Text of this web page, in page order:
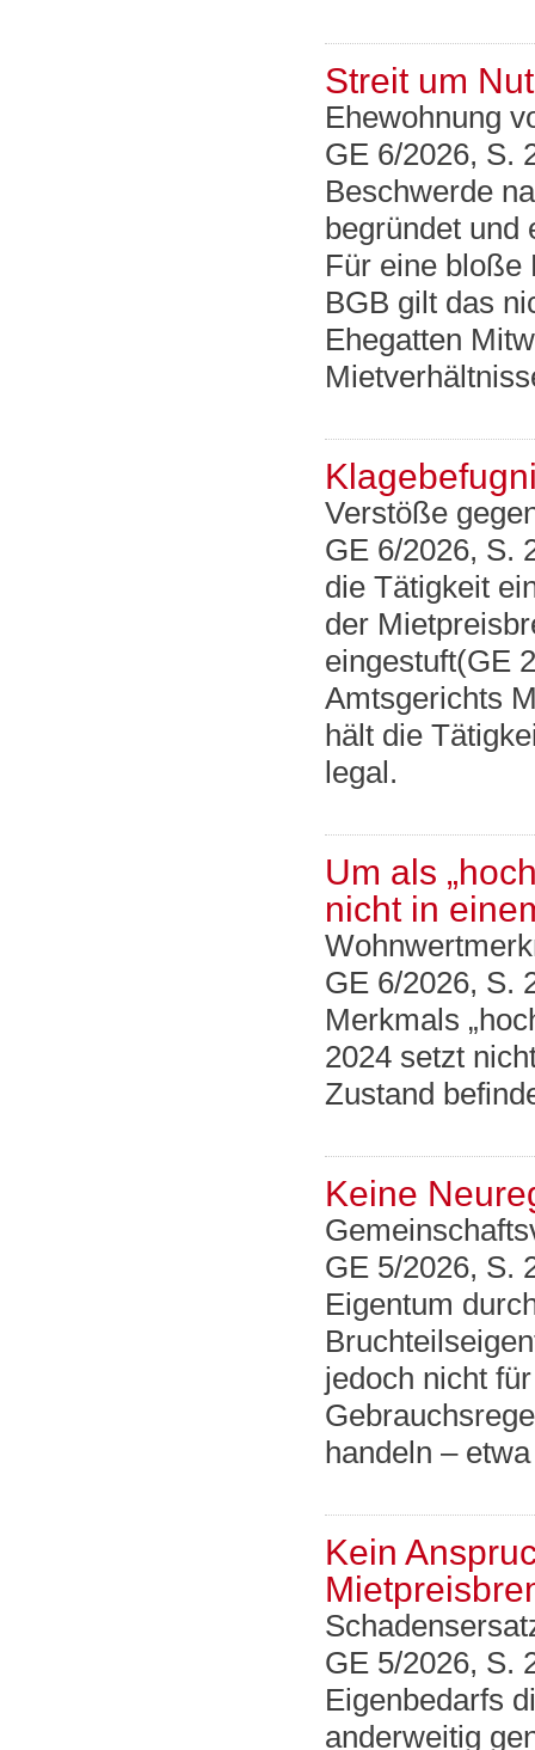
Streit um
Ehewohnung
GE 6/2026, S.
Beschwerde
begründet und
Für eine bloße
BGB gilt das
Ehegatten
Verstöße
GE 6/2026, S.
die Tätigkeit
der
eingestuft(GE
Amtsgerichts
hält die
legal.
Um als
nicht in
GE 6/2026, S.
Merkmals
2024 setzt
Zustand
Keine
GE 5/2026, S.
Eigentum
jedoch nicht
handeln –
Kein
GE 5/2026, S.
Eigenbedarfs
anderweitig